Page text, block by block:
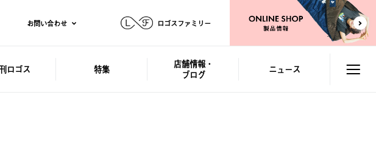
お問い合わせ ロゴスファミリー
ロゴス 特集
店舗情報・
ブログ
ニュース